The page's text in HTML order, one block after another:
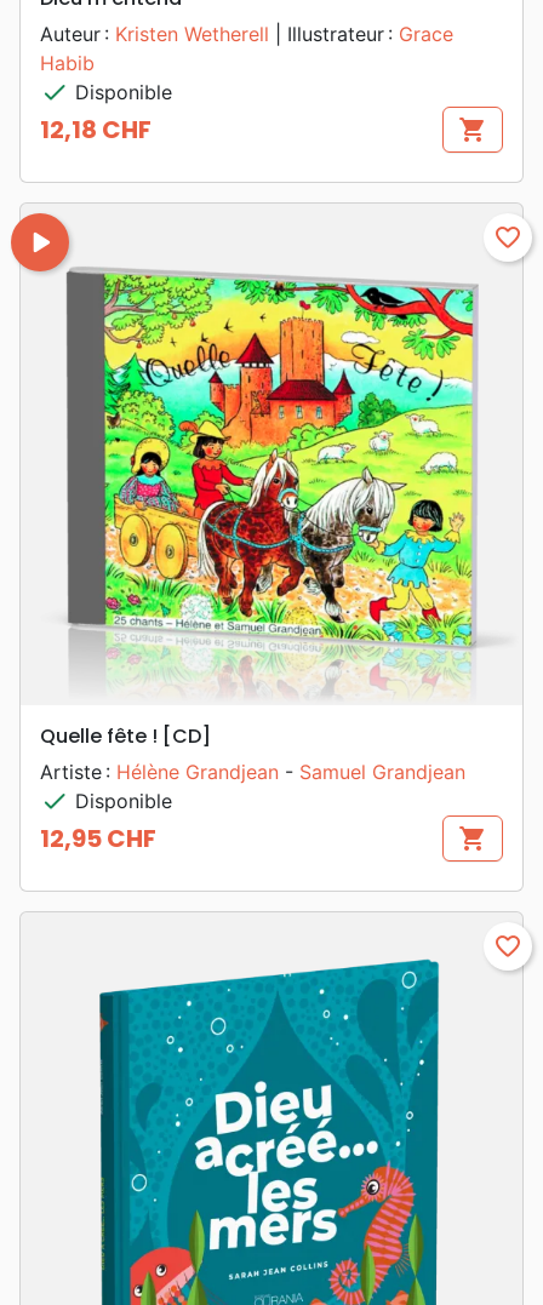
Auteur : Kristen Wetherell | Illustrateur : Grace
Habib
check Disponible
Prix
12,18 CHF shopping_cart
play_arrow favorite_border
Quelle fête ! [CD]
Artiste : Hélène Grandjean - Samuel Grandjean
check Disponible
Prix
12,95 CHF shopping_cart
favorite_border